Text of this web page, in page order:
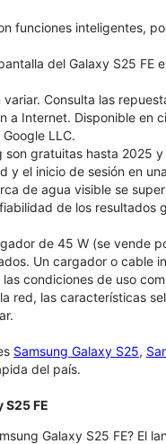
funciones inteligentes,
del Galaxy S25
Consulta las
a Internet. Disponible en
LLC.
son gratuitas hasta 2025
y el inicio de sesión en
de agua visible se
de los resultados
de 45 W (se vende
Un cargador o cable
condiciones de uso
red, las características
Samsung Galaxy S25,
del país.
FE
Galaxy S25 FE? El